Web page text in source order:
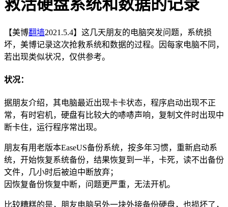
救活硬盘系统和数据的记录
【美博翻墙2021.5.4】这几天朋友的电脑突发问题，系统损
坏，美博记录这次抢救系统和数据的过程。因每家电脑不同，
若出现类似状况，仅供参考。
状况：
据朋友介绍，其电脑最近出现卡卡状态，程序启动出现不正
常，有时宕机，硬盘有比较大的哧哧声响，复制文件时出现中
断卡住，运行程序常出现。
朋友有用老版本EaseUS备份系统，按多年习惯，重新启动系
统，开始恢复系统备份，结果恢复到一半，卡死，读不出备份
文件，几小时后被迫中断放弃；
因恢复备份恢复中断，问题更严重，无法开机。
比较糟糕的是，朋友电脑另外一块外接备份硬盘，也损坏了，